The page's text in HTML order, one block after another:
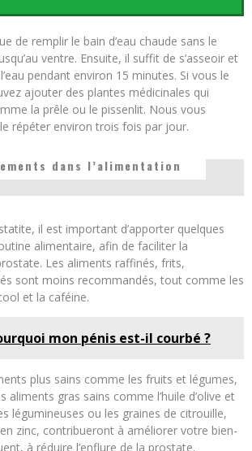
de remplir le bain d’eau chaude sans le
ventre. Ensuite, il suffit de s’asseoir et
pendant environ 15 minutes. Si vous le
ajouter des plantes médicinales qui
la prêle ou le pissenlit. Nous vous
répéter environ trois fois par jour.
dans l’alimentation
il est important d’apporter quelques
alimentaire, afin de faciliter la
Les aliments raffinés, frits,
sont moins recommandés, tout comme les
et la caféine.
mon pénis est-il courbé ?
plus sains comme les fruits et légumes,
aliments gras sains comme l’huile d’olive et
légumineuses ou les graines de citrouille,
zinc, contribueront à améliorer votre bien-
à réduire l’enflure de la prostate.